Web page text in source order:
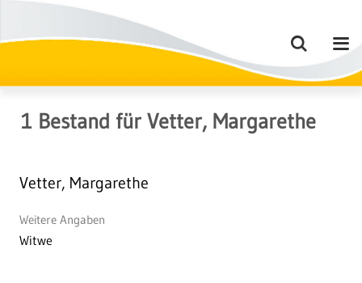
1 Bestand für Vetter, Margarethe
Vetter, Margarethe
Weitere Angaben
Witwe